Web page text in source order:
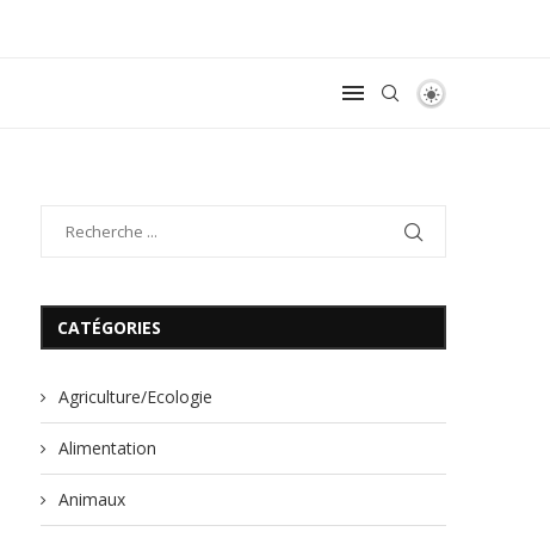
CATÉGORIES
Agriculture/Ecologie
Alimentation
Animaux